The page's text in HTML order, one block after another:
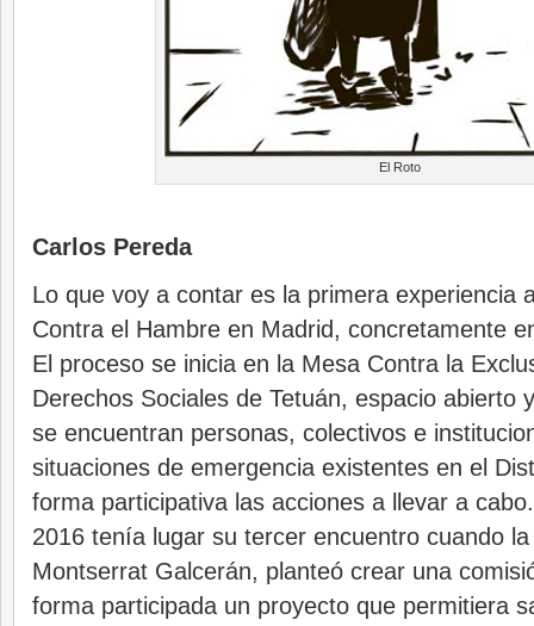
El Roto
Carlos Pereda
Lo que voy a contar es la primera experiencia
Contra el Hambre en Madrid, concretamente
El proceso se inicia en la Mesa Contra la
Derechos Sociales de Tetuán, espacio abierto
se encuentran personas, colectivos e
situaciones de emergencia existentes en el
forma participativa las acciones a llevar a
2016 tenía lugar su tercer encuentro cuando
Montserrat Galcerán, planteó crear una
forma participada un proyecto que permitiera